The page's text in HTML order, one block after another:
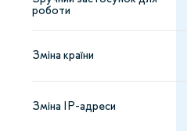
роботи
Зміна країни
Зміна IP-адреси